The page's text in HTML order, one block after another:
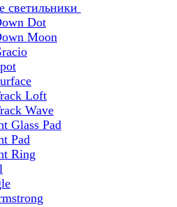
светильники
Dot
Moon
Loft
Wave
Glass Pad
Pad
Ring